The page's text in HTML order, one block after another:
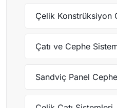
Çelik Konstrüksiyon
Çatı ve Cephe
Sandviç Panel